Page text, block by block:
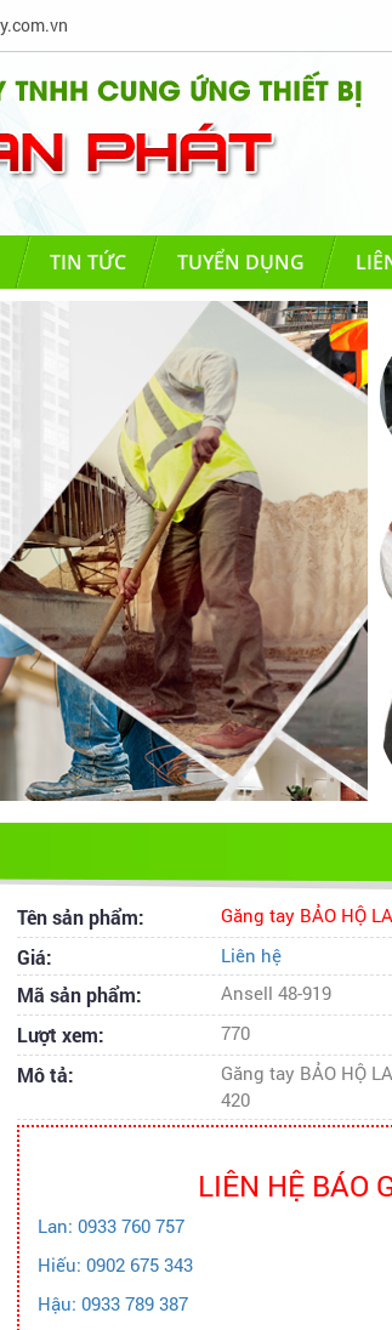
TIN TỨC TUYỂN DỤNG
Tên sản phẩm: Găng tay BẢO HỘ
Giá: Liên hệ
Mã sản phẩm: Ansell 48-919
Lượt xem: 770
Mô tả:
Găng tay BẢO HỘ
420
LIÊN HỆ BÁO
Lan: 0933 760 757
Hiếu: 0902 675 343
Hậu: 0933 789 387